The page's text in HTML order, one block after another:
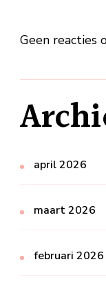
Geen reacties
april 2026
maart 2026
februari 2026